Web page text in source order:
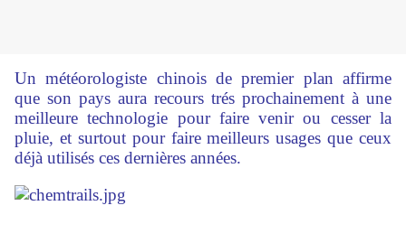
Un météorologiste chinois de premier plan affirme
que son pays aura recours trés prochainement à une
meilleure technologie pour faire venir ou cesser la
pluie, et surtout pour faire meilleurs usages que ceux
déjà utilisés ces dernières années.